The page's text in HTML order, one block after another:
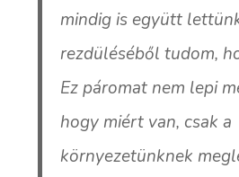
mindig is együtt
rezdüléséből tudom,
Ez páromat nem lepi
hogy miért van, csak a
környezetünknek